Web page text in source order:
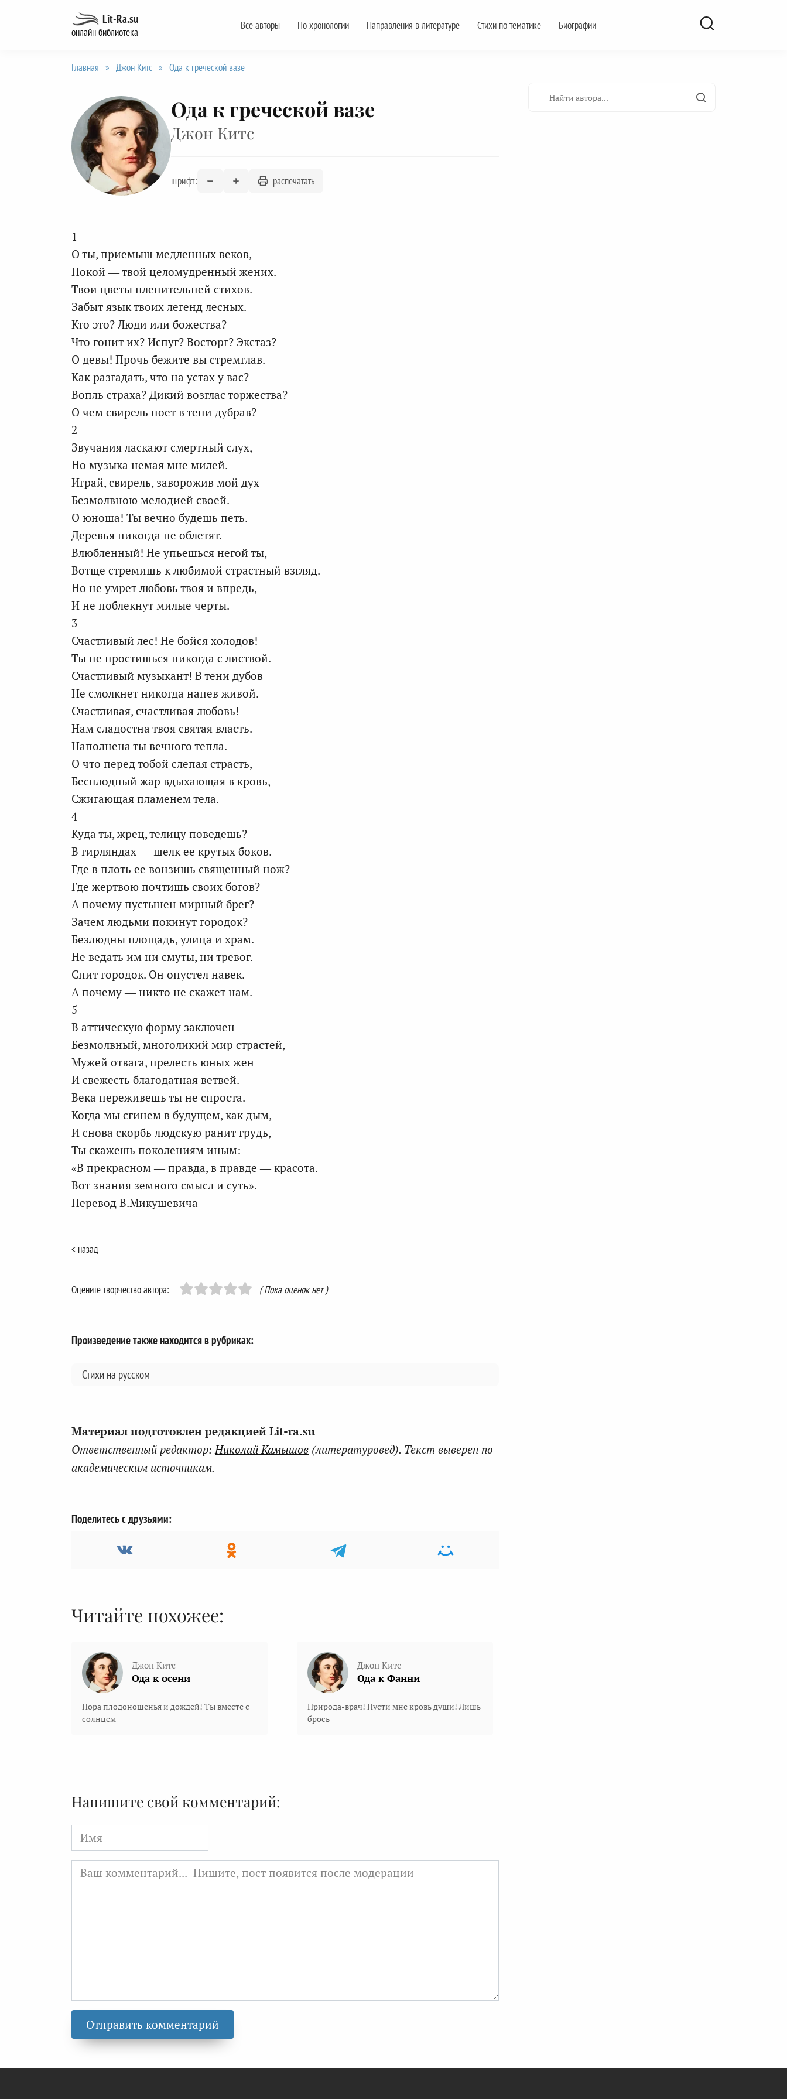
Lit-Ra.su
онлайн библиотека
Все авторы По хронологии Направления в литературе Стихи по тематике Биографии
Главная » Джон Китс » Ода к греческой вазе
Ода к греческой вазе
Джон Китс
шрифт: распечатать
1
О ты, приемыш медленных веков,
Покой — твой целомудренный жених.
Твои цветы пленительней стихов.
Забыт язык твоих легенд лесных.
Кто это? Люди или божества?
Что гонит их? Испуг? Восторг? Экстаз?
О девы! Прочь бежите вы стремглав.
Как разгадать, что на устах у вас?
Вопль страха? Дикий возглас торжества?
О чем свирель поет в тени дубрав?
2
Звучания ласкают смертный слух,
Но музыка немая мне милей.
Играй, свирель, заворожив мой дух
Безмолвною мелодией своей.
О юноша! Ты вечно будешь петь.
Деревья никогда не облетят.
Влюбленный! Не упьешься негой ты,
Вотще стремишь к любимой страстный взгляд.
Но не умрет любовь твоя и впредь,
И не поблекнут милые черты.
3
Счастливый лес! Не бойся холодов!
Ты не простишься никогда с листвой.
Счастливый музыкант! В тени дубов
Не смолкнет никогда напев живой.
Счастливая, счастливая любовь!
Нам сладостна твоя святая власть.
Наполнена ты вечного тепла.
О что перед тобой слепая страсть,
Бесплодный жар вдыхающая в кровь,
Сжигающая пламенем тела.
4
Куда ты, жрец, телицу поведешь?
В гирляндах — шелк ее крутых боков.
Где в плоть ее вонзишь священный нож?
Где жертвою почтишь своих богов?
А почему пустынен мирный брег?
Зачем людьми покинут городок?
Безлюдны площадь, улица и храм.
Не ведать им ни смуты, ни тревог.
Спит городок. Он опустел навек.
А почему — никто не скажет нам.
5
В аттическую форму заключен
Безмолвный, многоликий мир страстей,
Мужей отвага, прелесть юных жен
И свежесть благодатная ветвей.
Века переживешь ты не спроста.
Когда мы сгинем в будущем, как дым,
И снова скорбь людскую ранит грудь,
Ты скажешь поколениям иным:
«В прекрасном — правда, в правде — красота.
Вот знания земного смысл и суть».
Перевод В.Микушевича
< назад
Оцените творчество автора: ( Пока оценок нет )
Произведение также находится в рубриках:
Стихи на русском
Материал подготовлен редакцией Lit-ra.su
Ответственный редактор:Николай Камышов (литературовед). Текст выверен по
академическим источникам.
Поделитесь с друзьями:
Читайте похожее:
Джон Китс
Ода к осени
Пора плодоношенья и дождей! Ты вместе с
солнцем
Джон Китс
Ода к Фанни
Природа-врач! Пусти мне кровь души! Лишь
брось
Напишите свой комментарий:
Имя